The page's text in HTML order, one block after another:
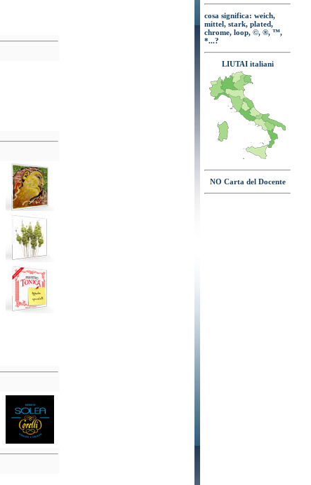
cosa significa: weich,
mittel, stark, plated,
chrome, loop, ©, ®, ™,
*...?
LIUTAI italiani
NO Carta del Docente